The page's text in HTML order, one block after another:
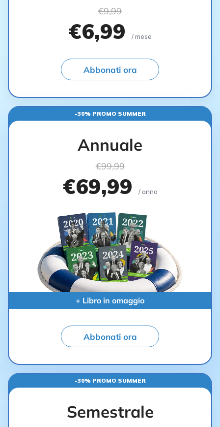
€9,99
€6,99 / mese
Abbonati ora
-30% PROMO SUMMER
Annuale
€99,99
€69,99 / anno
+ Libro in omaggio
Abbonati ora
-30% PROMO SUMMER
Semestrale